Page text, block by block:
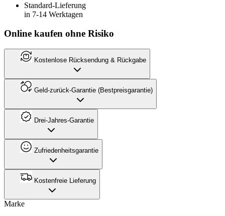
Standard-Lieferung
in 7-14 Werktagen
Online kaufen ohne Risiko
Kostenlose Rücksendung & Rückgabe
Geld-zurück-Garantie (Bestpreisgarantie)
Drei-Jahres-Garantie
Zufriedenheitsgarantie
Kostenfreie Lieferung
Marke